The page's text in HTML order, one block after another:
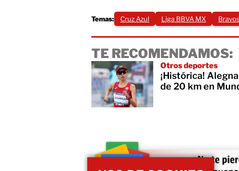
Temas: Cruz Azul Liga BBVA MX Bravos
TE RECOMENDAMOS:
Otros deportes
¡Histórica!
de 20 km en